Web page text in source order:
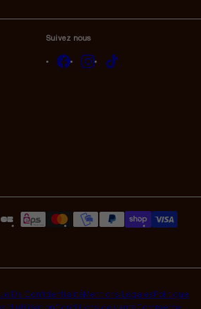
Suivez nous
FacebookInstagram
De ConfidentialitéMentions Légales Politique